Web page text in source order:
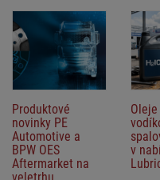
Produktové
novinky PE
Automotive a
BPW OES
Aftermarket na
v